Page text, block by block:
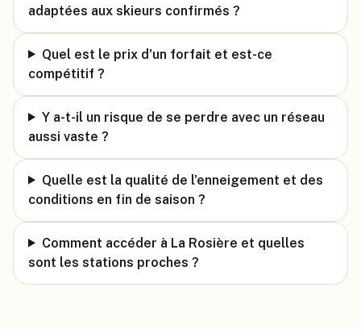
adaptées aux skieurs confirmés ?
Quel est le prix d'un forfait et est-ce
compétitif ?
Y a-t-il un risque de se perdre avec un réseau
aussi vaste ?
Quelle est la qualité de l'enneigement et des
conditions en fin de saison ?
Comment accéder à La Rosière et quelles
sont les stations proches ?